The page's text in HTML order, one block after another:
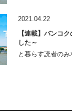
2021.04.22
【連載】バンコ
した～
と暮らす読者の